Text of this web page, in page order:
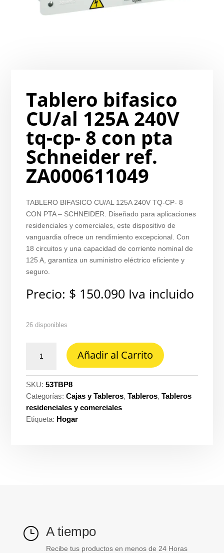
Tablero bifasico
CU/al 125A 240V
tq-cp- 8 con pta
Schneider ref.
ZA000611049
TABLERO BIFASICO CU/AL 125A 240V TQ-CP- 8
CON PTA – SCHNEIDER. Diseñado para aplicaciones
residenciales y comerciales, este dispositivo de
vanguardia ofrece un rendimiento excepcional. Con
18 circuitos y una capacidad de corriente nominal de
125 A, garantiza un suministro eléctrico eficiente y
seguro.
Precio: $ 150.090 Iva incluido
26 disponibles
bifasico
125A
240V
tq-
cp-
Añadir al Carrito
SKU:53TBP8
Categorías:Cajas y Tableros,Tableros,Tableros
residenciales y comerciales
Etiqueta: Hogar
} A tiempo
Recibe tus productos en menos de 24 Horas